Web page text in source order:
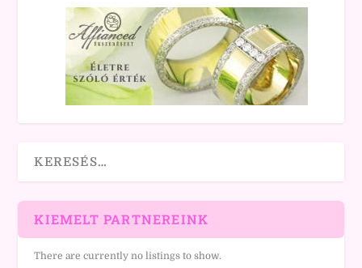
KIEMELT PARTNEREINK
There are currently no listings to show.